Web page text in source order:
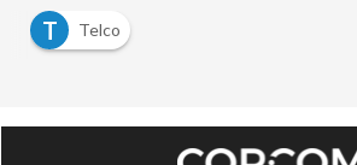
T
Telco